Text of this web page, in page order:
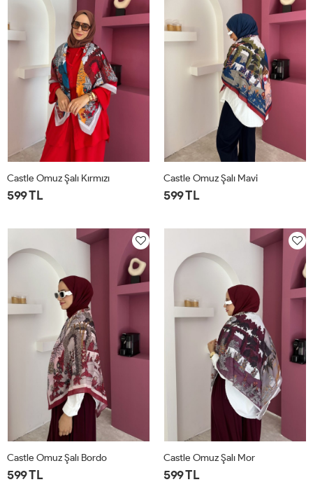
Castle Omuz Şalı Kırmızı
599 TL
Castle Omuz Şalı Mavi
599 TL
Castle Omuz Şalı Bordo
599 TL
Castle Omuz Şalı Mor
599 TL